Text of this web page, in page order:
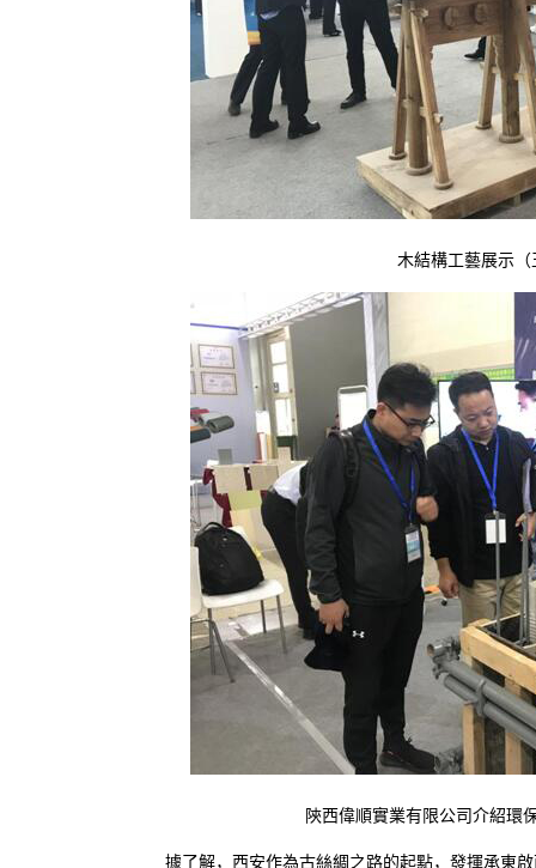
木結構工藝展示（
陝西偉順實業有限公司介紹環
據了解，西安作為古絲綢之路的起點，發揮承東啟